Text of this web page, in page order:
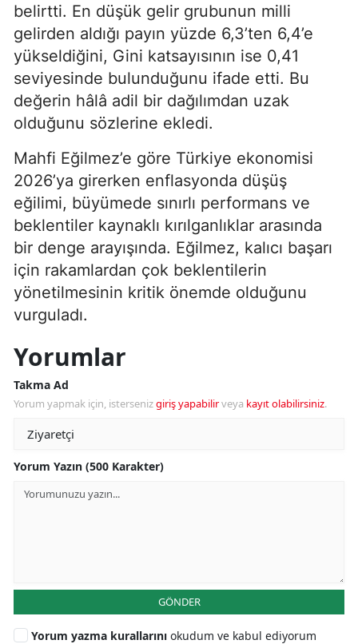
belirtti. En düşük gelir grubunun milli
gelirden aldığı payın yüzde 6,3’ten 6,4’e
yükseldiğini, Gini katsayısının ise 0,41
seviyesinde bulunduğunu ifade etti. Bu
değerin hâlâ adil bir dağılımdan uzak
olduğunu sözlerine ekledi.
Mahfi Eğilmez’e göre Türkiye ekonomisi
2026’ya girerken enflasyonda düşüş
eğilimi, büyümede sınırlı performans ve
beklentiler kaynaklı kırılganlıklar arasında
bir denge arayışında. Eğilmez, kalıcı başarı
için rakamlardan çok beklentilerin
yönetilmesinin kritik önemde olduğunu
vurguladı.
Yorumlar
Takma Ad
Yorum yapmak için, istersenizgiriş yapabilirveya kayıt olabilirsiniz.
Yorum Yazın (500 Karakter)
GÖNDER
Yorum yazma kurallarını okudum ve kabul ediyorum